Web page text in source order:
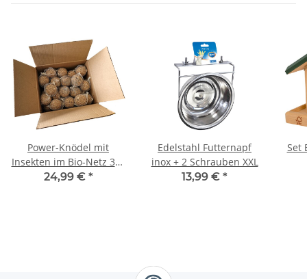
Power-Knödel mit
Insekten im Bio-Netz 32x
112,5g
24,99 € *
Edelstahl Futternapf
inox + 2 Schrauben XXL
13,99 € *
Set